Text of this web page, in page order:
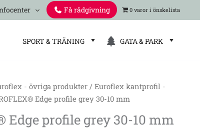
Få rådgivning 0 varor
SPORT & TRÄNING GATA & PARK
- övriga produkter /Euroflex kantprofil -
Edge profile grey 30-10 mm
Edge profile grey 30-10 mm